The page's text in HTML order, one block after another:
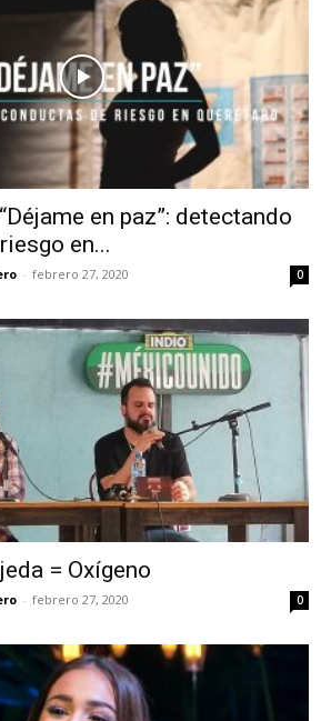
en paz”: detectando
en...
- febrero 27, 2020 0
= Oxígeno
- febrero 27, 2020 0